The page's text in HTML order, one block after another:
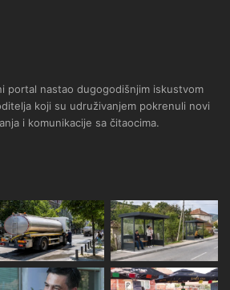
portal nastao dugogodišnjim iskustvom
koji su udruživanjem pokrenuli novi
i komunikacije sa čitaocima.